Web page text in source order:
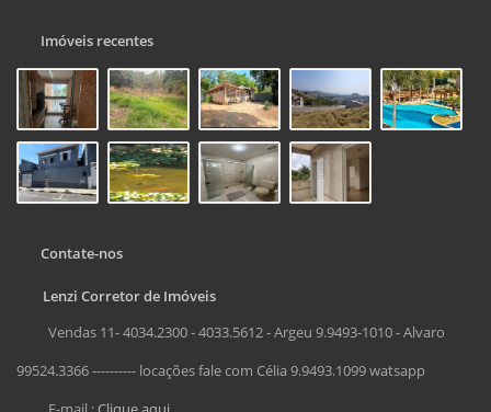
Imóveis recentes
Contate-nos
Lenzi Corretor de Imóveis
Vendas 11- 4034.2300 - 4033.5612 - Argeu 9.9493-1010 - Alvaro
99524.3366 ---------- locações fale com Célia 9.9493.1099 watsapp